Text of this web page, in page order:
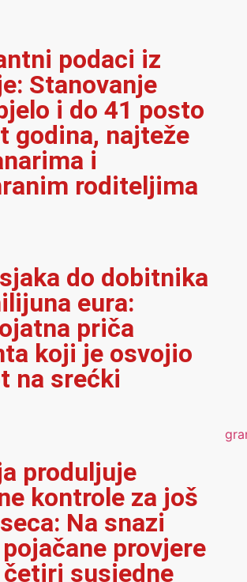
podaci iz
Stanovanje
i do 41 posto
godina, najteže
i
roditeljima
do dobitnika
eura:
priča
koji je osvojio
na srećki
produljuje
kontrole za još
Na snazi
provjere
četiri susjedne